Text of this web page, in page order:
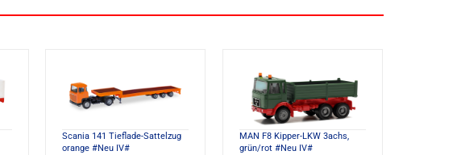
Scania 141 Tieflade-Sattelzug
orange #Neu IV#
MAN F8 Kipper-LKW 3achs,
grün/rot #Neu IV#